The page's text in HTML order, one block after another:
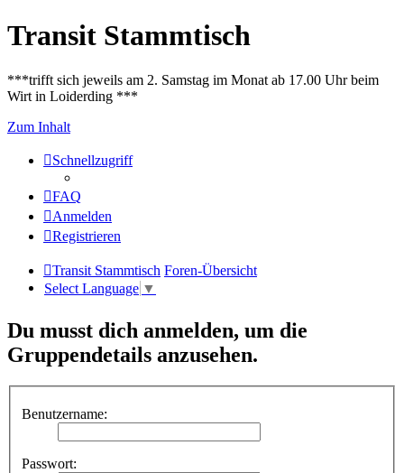
Transit Stammtisch
***trifft sich jeweils am 2. Samstag im Monat ab 17.00 Uhr beim
Wirt in Loiderding ***
Zum Inhalt
Schnellzugriff
FAQ
Anmelden
Registrieren
Transit Stammtisch Foren-Übersicht
Select Language ▼
Du musst dich anmelden, um die
Gruppendetails anzusehen.
Benutzername:
Passwort: